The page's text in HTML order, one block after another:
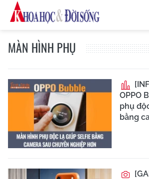
MÀN HÌNH PHỤ
OPPO
phụ
bằng